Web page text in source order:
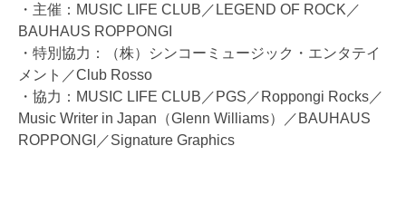
・主催：MUSIC LIFE CLUB／LEGEND OF ROCK／
BAUHAUS ROPPONGI
・特別協力：（株）シンコーミュージック・エンタテイ
メント／Club Rosso
・協力：MUSIC LIFE CLUB／PGS／Roppongi Rocks／
Music Writer in Japan（Glenn Williams）／BAUHAUS
ROPPONGI／Signature Graphics